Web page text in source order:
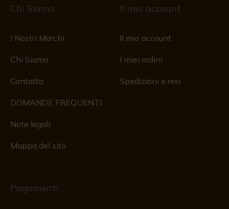
Chi Siamo
I Nostri Marchi
Chi Siamo
Contatto
DOMANDE FREQUENTI
Note legali
Mappa del sito
Il mio account
Il mio account
I miei ordini
Spedizioni e resi
Pagamenti